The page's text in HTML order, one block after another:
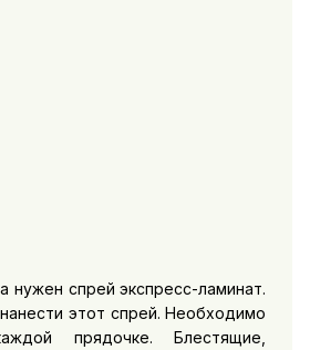
нужен спрей экспресс-ламинат.
этот спрей. Необходимо
прядочке. Блестящие,